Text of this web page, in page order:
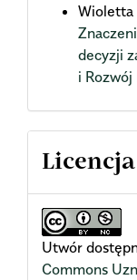
Wioletta
decyzji
i
Licencja
Utwór
Commons